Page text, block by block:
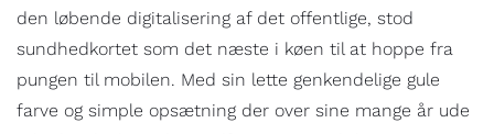
den løbende digitalisering af det offentlige, stod
sundhedkortet som det næste i køen til at hoppe fra
pungen til mobilen. Med sin lette genkendelige gule
farve og simple opsætning der over sine mange år ude